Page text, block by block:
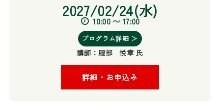
2027/02/24(水)
10:00 〜 17:00
プログラム詳細 ＞
講師：服部 悦章 氏
詳細・お申込み